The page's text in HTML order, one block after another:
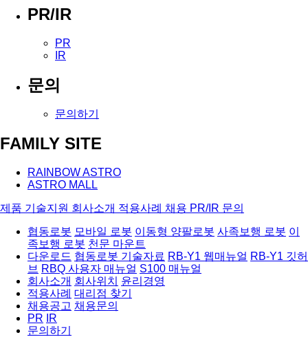
PR/IR
PR
IR
문의
문의하기
FAMILY SITE
RAINBOW ASTRO
ASTRO MALL
제품 기술지원 회사소개 적용사례 채용 PR/IR 문의
협동로봇 모바일 로봇 이동형 양팔로봇 사족보행 로봇 이
족보행 로봇 천문 마운트
다운로드 협동로봇 기술자료 RB-Y1 웹매뉴얼 RB-Y1 깃허
브 RBQ 사용자 매뉴얼 S100 매뉴얼
회사소개 회사위치
윤리경영
적용사례 대리점 찾기
채용공고 채용문의
PR
IR
문의하기